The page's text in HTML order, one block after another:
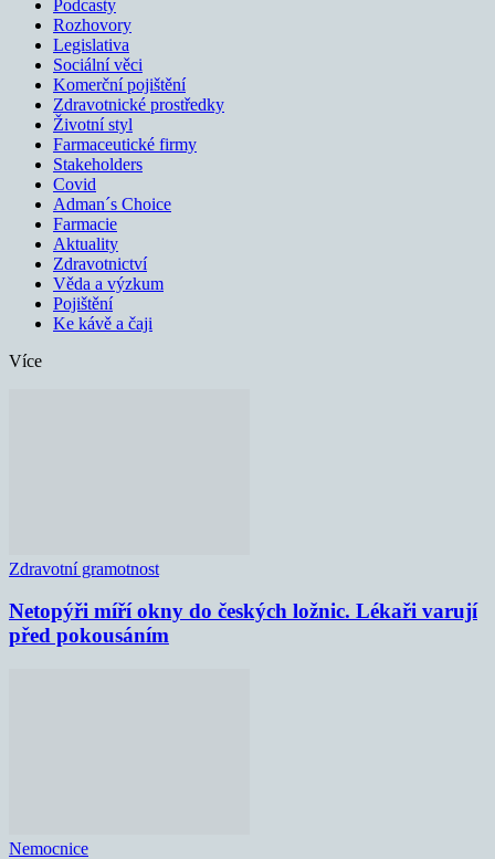
Podcasty
Rozhovory
Legislativa
Sociální věci
Komerční pojištění
Zdravotnické prostředky
Životní styl
Farmaceutické firmy
Stakeholders
Covid
Adman´s Choice
Farmacie
Aktuality
Zdravotnictví
Věda a výzkum
Pojištění
Ke kávě a čaji
Více
Zdravotní gramotnost
Netopýři míří okny do českých ložnic. Lékaři varují
před pokousáním
Nemocnice